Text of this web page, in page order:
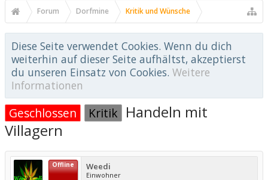
Forum Dorfmine Kritik und Wünsche
Diese Seite verwendet Cookies. Wenn du dich
weiterhin auf dieser Seite aufhältst, akzeptierst
du unseren Einsatz von Cookies. Weitere
Informationen
Geschlossen Kritik Handeln mit
Villagern
Offline Weedi
Einwohner